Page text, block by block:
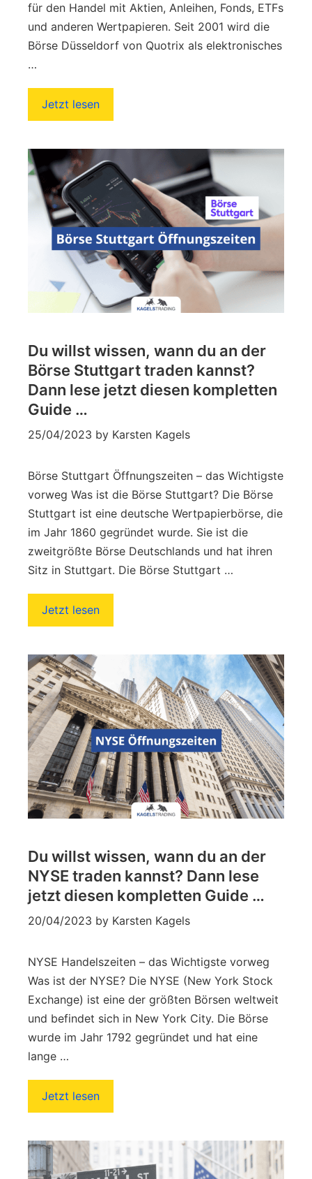
für den Handel mit Aktien, Anleihen, Fonds, ETFs
und anderen Wertpapieren. Seit 2001 wird die
Börse Düsseldorf von Quotrix als elektronisches
…
Jetzt lesen
Du willst wissen, wann du an der
Börse Stuttgart traden kannst?
Dann lese jetzt diesen kompletten
Guide …
25/04/2023 by Karsten Kagels
Börse Stuttgart Öffnungszeiten – das Wichtigste
vorweg Was ist die Börse Stuttgart? Die Börse
Stuttgart ist eine deutsche Wertpapierbörse, die
im Jahr 1860 gegründet wurde. Sie ist die
zweitgrößte Börse Deutschlands und hat ihren
Sitz in Stuttgart. Die Börse Stuttgart …
Jetzt lesen
Du willst wissen, wann du an der
NYSE traden kannst? Dann lese
jetzt diesen kompletten Guide …
20/04/2023 by Karsten Kagels
NYSE Handelszeiten – das Wichtigste vorweg
Was ist der NYSE? Die NYSE (New York Stock
Exchange) ist eine der größten Börsen weltweit
und befindet sich in New York City. Die Börse
wurde im Jahr 1792 gegründet und hat eine
lange …
Jetzt lesen